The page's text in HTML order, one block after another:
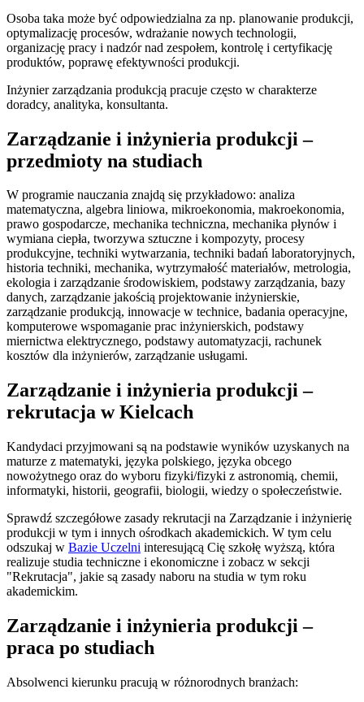
Osoba taka może być odpowiedzialna za np. planowanie produkcji,
optymalizację procesów, wdrażanie nowych technologii,
organizację pracy i nadzór nad zespołem, kontrolę i certyfikację
produktów, poprawę efektywności produkcji.
Inżynier zarządzania produkcją pracuje często w charakterze
doradcy, analityka, konsultanta.
Zarządzanie i inżynieria produkcji –
przedmioty na studiach
W programie nauczania znajdą się przykładowo: analiza
matematyczna, algebra liniowa, mikroekonomia, makroekonomia,
prawo gospodarcze, mechanika techniczna, mechanika płynów i
wymiana ciepła, tworzywa sztuczne i kompozyty, procesy
produkcyjne, techniki wytwarzania, techniki badań laboratoryjnych,
historia techniki, mechanika, wytrzymałość materiałów, metrologia,
ekologia i zarządzanie środowiskiem, podstawy zarządzania, bazy
danych, zarządzanie jakością projektowanie inżynierskie,
zarządzanie produkcją, innowacje w technice, badania operacyjne,
komputerowe wspomaganie prac inżynierskich, podstawy
miernictwa elektrycznego, podstawy automatyzacji, rachunek
kosztów dla inżynierów, zarządzanie usługami.
Zarządzanie i inżynieria produkcji –
rekrutacja w Kielcach
Kandydaci przyjmowani są na podstawie wyników uzyskanych na
maturze z matematyki, języka polskiego, języka obcego
nowożytnego oraz do wyboru fizyki/fizyki z astronomią, chemii,
informatyki, historii, geografii, biologii, wiedzy o społeczeństwie.
Sprawdź szczegółowe zasady rekrutacji na Zarządzanie i inżynierię
produkcji w tym i innych ośrodkach akademickich. W tym celu
odszukaj w Bazie Uczelni interesującą Cię szkołę wyższą, która
realizuje studia techniczne i ekonomiczne i zobacz w sekcji
"Rekrutacja", jakie są zasady naboru na studia w tym roku
akademickim.
Zarządzanie i inżynieria produkcji –
praca po studiach
Absolwenci kierunku pracują w różnorodnych branżach: